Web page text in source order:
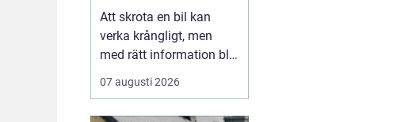
skrotning
Att skrota en bil kan
verka krångligt, men
med rätt information blir
processen enkel. För
många bilägare handlar
07 augusti 2026